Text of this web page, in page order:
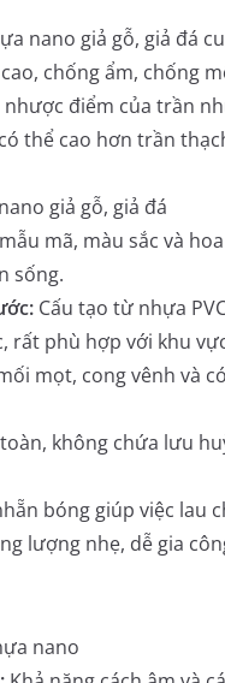
nano giả gỗ, giả đá
chống ẩm, chống
điểm của trần
thể cao hơn trần
giả gỗ, giả đá
mã, màu sắc và
sống.
Cấu tạo từ nhựa
rất phù hợp với khu
mọt, cong vênh và
không chứa lưu
bóng giúp việc lau
lượng nhẹ, dễ gia
nano